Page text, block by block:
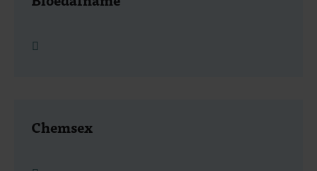
Lees meer
Chemsex